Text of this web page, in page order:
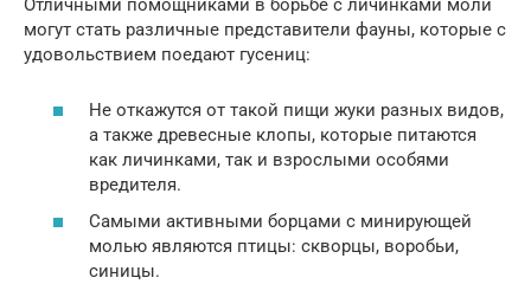
Отличными помощниками в борьбе с личинками моли
могут стать различные представители фауны, которые с
удовольствием поедают гусениц:
Не откажутся от такой пищи жуки разных видов,
а также древесные клопы, которые питаются
как личинками, так и взрослыми особями
вредителя.
Самыми активными борцами с минирующей
молью являются птицы: скворцы, воробьи,
синицы.